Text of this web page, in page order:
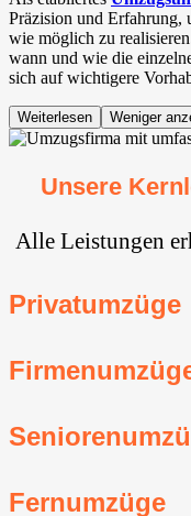
Präzision und Erfahrung,
wie möglich zu
wann und wie die
sich auf wichtigere
Weiterlesen Weniger
Unsere
Alle Leistungen
Privatumzüge
Fernumzüge